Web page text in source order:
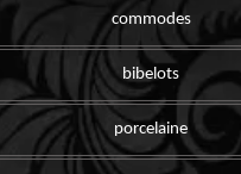
commodes
bibelots
porcelaine